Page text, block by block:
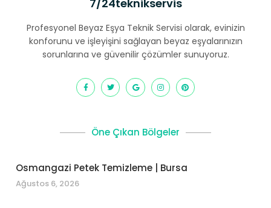
7/24teknikservis
Profesyonel Beyaz Eşya Teknik Servisi olarak, evinizin
konforunu ve işleyişini sağlayan beyaz eşyalarınızın
sorunlarına ve güvenilir çözümler sunuyoruz.
Öne Çıkan Bölgeler
Osmangazi Petek Temizleme | Bursa
Ağustos 6, 2026